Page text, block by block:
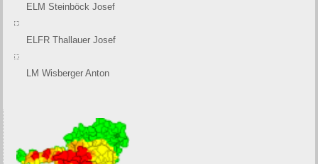
ELM Steinböck Josef
ELFR Thallauer Josef
LM Wisberger Anton